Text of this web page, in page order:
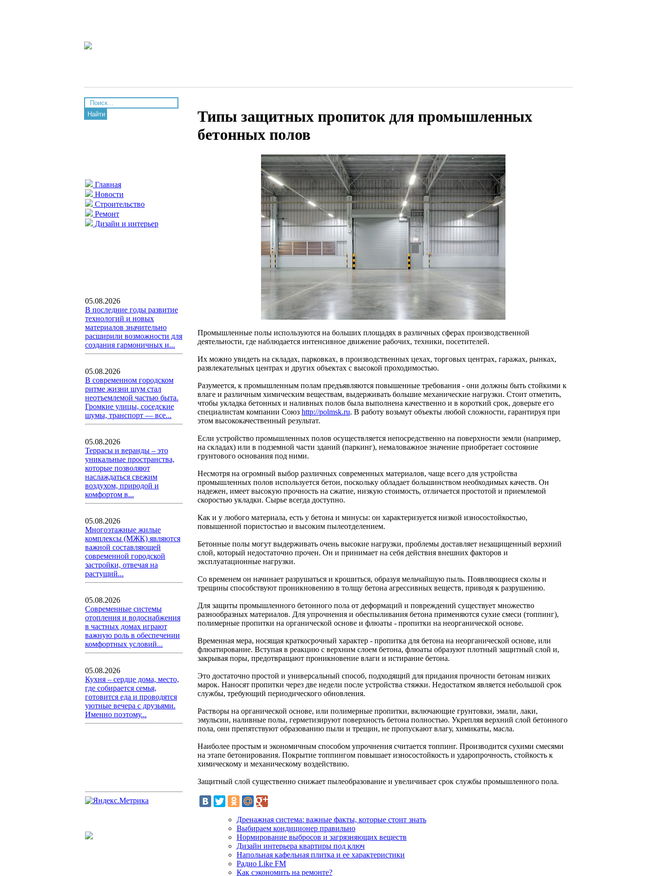
Найти
Главная
Новости
Строительство
Ремонт
Дизайн и интерьер
05.08.2026
В последние годы развитие
технологий и новых
материалов значительно
расширили возможности для
создания гармоничных и...
05.08.2026
В современном городском
ритме жизни шум стал
неотъемлемой частью быта.
Громкие улицы, соседские
шумы, транспорт — все...
05.08.2026
Террасы и веранды – это
уникальные пространства,
которые позволяют
наслаждаться свежим
воздухом, природой и
комфортом в...
05.08.2026
Многоэтажные жилые
комплексы (МЖК) являются
важной составляющей
современной городской
застройки, отвечая на
растущий...
05.08.2026
Современные системы
отопления и водоснабжения
в частных домах играют
важную роль в обеспечении
комфортных условий...
05.08.2026
Кухня – сердце дома, место,
где собирается семья,
готовится еда и проводятся
уютные вечера с друзьями.
Именно поэтому...
Типы защитных пропиток для промышленных
бетонных полов
Промышленные полы используются на больших площадях в различных сферах производственной
деятельности, где наблюдается интенсивное движение рабочих, техники, посетителей.
Их можно увидеть на складах, парковках, в производственных цехах, торговых центрах, гаражах, рынках,
развлекательных центрах и других объектах с высокой проходимостью.
Разумеется, к промышленным полам предъявляются повышенные требования - они должны быть стойкими к
влаге и различным химическим веществам, выдерживать большие механические нагрузки. Стоит отметить,
чтобы укладка бетонных и наливных полов была выполнена качественно и в короткий срок, доверьте его
специалистам компании Союз http://polmsk.ru. В работу возьмут объекты любой сложности, гарантируя при
этом высококачественный результат.
Если устройство промышленных полов осуществляется непосредственно на поверхности земли (например,
на складах) или в подземной части зданий (паркинг), немаловажное значение приобретает состояние
грунтового основания под ними.
Несмотря на огромный выбор различных современных материалов, чаще всего для устройства
промышленных полов используется бетон, поскольку обладает большинством необходимых качеств. Он
надежен, имеет высокую прочность на сжатие, низкую стоимость, отличается простотой и приемлемой
скоростью укладки. Сырье всегда доступно.
Как и у любого материала, есть у бетона и минусы: он характеризуется низкой износостойкостью,
повышенной пористостью и высоким пылеотделением.
Бетонные полы могут выдерживать очень высокие нагрузки, проблемы доставляет незащищенный верхний
слой, который недостаточно прочен. Он и принимает на себя действия внешних факторов и
эксплуатационные нагрузки.
Со временем он начинает разрушаться и крошиться, образуя мельчайшую пыль. Появляющиеся сколы и
трещины способствуют проникновению в толщу бетона агрессивных веществ, приводя к разрушению.
Для защиты промышленного бетонного пола от деформаций и повреждений существует множество
разнообразных материалов. Для упрочнения и обеспыливания бетона применяются сухие смеси (топпинг),
полимерные пропитки на органической основе и флюаты - пропитки на неорганической основе.
Временная мера, носящая краткосрочный характер - пропитка для бетона на неорганической основе, или
флюатирование. Вступая в реакцию с верхним слоем бетона, флюаты образуют плотный защитный слой и,
закрывая поры, предотвращают проникновение влаги и истирание бетона.
Это достаточно простой и универсальный способ, подходящий для придания прочности бетонам низких
марок. Наносят пропитки через две недели после устройства стяжки. Недостатком является небольшой срок
службы, требующий периодического обновления.
Растворы на органической основе, или полимерные пропитки, включающие грунтовки, эмали, лаки,
эмульсии, наливные полы, герметизируют поверхность бетона полностью. Укрепляя верхний слой бетонного
пола, они препятствуют образованию пыли и трещин, не пропускают влагу, химикаты, масла.
Наиболее простым и экономичным способом упрочнения считается топпинг. Производится сухими смесями
на этапе бетонирования. Покрытие топпингом повышает износостойкость и ударопрочность, стойкость к
химическому и механическому воздействию.
Защитный слой существенно снижает пылеобразование и увеличивает срок службы промышленного пола.
Дренажная система: важные факты, которые стоит знать
Выбираем кондиционер правильно
Нормирование выбросов и загрязняющих веществ
Дизайн интерьера квартиры под ключ
Напольная кафельная плитка и ее характеристики
Радио Like FM
Как сэкономить на ремонте?